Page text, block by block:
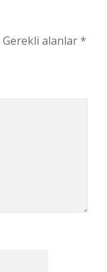
Gerekli alanlar*